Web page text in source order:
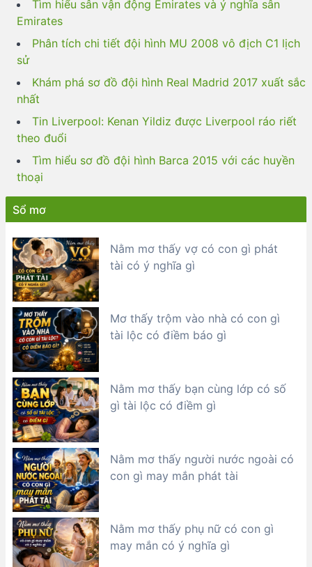
Tìm hiểu sân vận động Emirates và ý nghĩa sân
Emirates
Phân tích chi tiết đội hình MU 2008 vô địch C1 lịch
sử
Khám phá sơ đồ đội hình Real Madrid 2017 xuất sắc
nhất
Tin Liverpool: Kenan Yildiz được Liverpool ráo riết
theo đuổi
Tìm hiểu sơ đồ đội hình Barca 2015 với các huyền
thoại
Sổ mơ
Nằm mơ thấy vợ có con gì phát
tài có ý nghĩa gì
Mơ thấy trộm vào nhà có con gì
tài lộc có điềm báo gì
Nằm mơ thấy bạn cùng lớp có số
gì tài lộc có điềm gì
Nằm mơ thấy người nước ngoài có
con gì may mắn phát tài
Nằm mơ thấy phụ nữ có con gì
may mắn có ý nghĩa gì